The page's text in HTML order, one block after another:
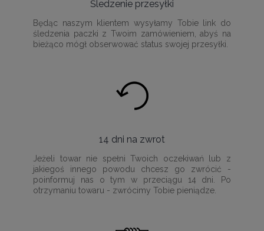
Śledzenie przesyłki
Będąc naszym klientem wysyłamy Tobie link do
śledzenia paczki z Twoim zamówieniem, abyś na
bieżąco mógł obserwować status swojej przesyłki.
14 dni na zwrot
Jeżeli towar nie spełni Twoich oczekiwań lub z
jakiegoś innego powodu chcesz go zwrócić -
poinformuj nas o tym w przeciągu 14 dni. Po
otrzymaniu towaru - zwrócimy Tobie pieniądze.